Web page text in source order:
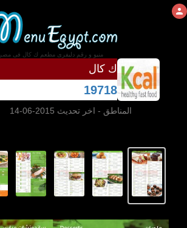
منيو و رقم دليفرى مطعم ك كال فى مصر
ك كال
19718
المناطق - اخر تحديث 2015-06-14